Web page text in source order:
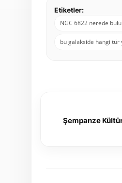
Etiketler:
NGC 6822 nerede
bu galakside hangi tür
Şempanze